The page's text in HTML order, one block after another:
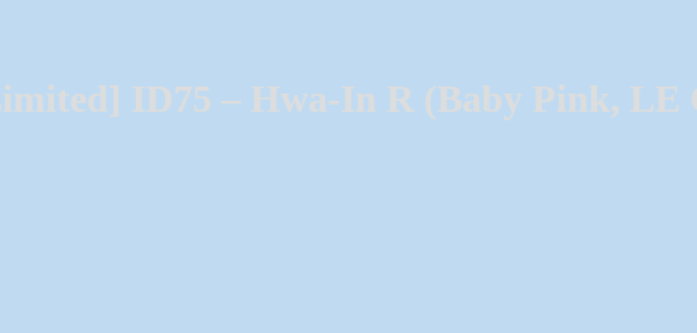
ID75 – Hwa-In R (Baby Pink, LE